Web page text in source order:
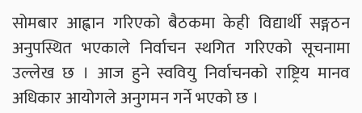
सोमबार आह्वान गरिएको बैठकमा केही विद्यार्थी सङ्गठन
अनुपस्थित भएकाले निर्वाचन स्थगित गरिएको सूचनामा
उल्लेख छ । आज हुने स्ववियु निर्वाचनको राष्ट्रिय मानव
अधिकार आयोगले अनुगमन गर्ने भएको छ ।